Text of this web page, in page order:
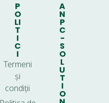
P
O
LI
T
I
C
I
Termeni
și
condiții
A
N
P
C
-
S
O
L
U
T
I
O